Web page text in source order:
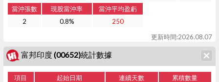
當沖張數 現股當沖率
當沖平均盈虧
2
0.8%
250
更新時間:2026.08.07
富邦印度 (00652)統計數據
項目 起始日期 連續天數
累積數量